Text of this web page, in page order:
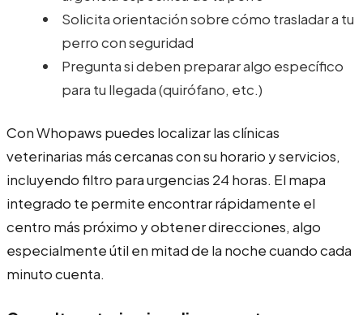
Solicita orientación sobre cómo trasladar a tu
perro con seguridad
Pregunta si deben preparar algo específico
para tu llegada (quirófano, etc.)
Con Whopaws puedes localizar las clínicas
veterinarias más cercanas con su horario y servicios,
incluyendo filtro para urgencias 24 horas. El mapa
integrado te permite encontrar rápidamente el
centro más próximo y obtener direcciones, algo
especialmente útil en mitad de la noche cuando cada
minuto cuenta.